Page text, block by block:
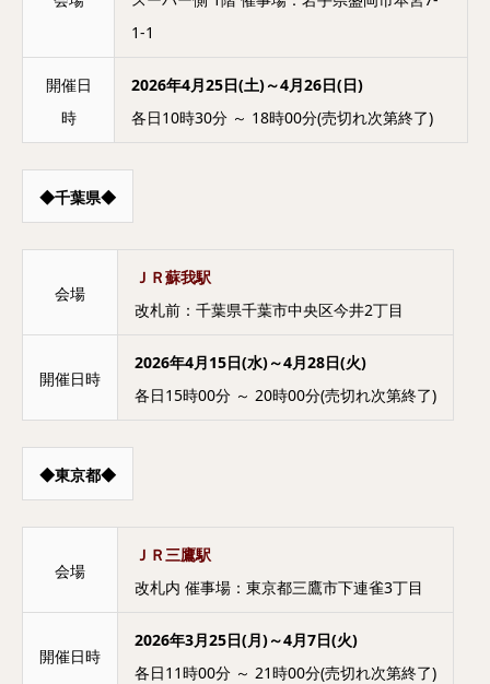
1-1
開催日
時
2026年4月25日(土)～4月26日(日)
各日10時30分 ～ 18時00分(売切れ次第終了)
◆千葉県◆
会場
ＪＲ蘇我駅
改札前：千葉県千葉市中央区今井2丁目
開催日時
2026年4月15日(水)～4月28日(火)
各日15時00分 ～ 20時00分(売切れ次第終了)
◆東京都◆
会場
ＪＲ三鷹駅
改札内 催事場：東京都三鷹市下連雀3丁目
開催日時
2026年3月25日(月)～4月7日(火)
各日11時00分 ～ 21時00分(売切れ次第終了)